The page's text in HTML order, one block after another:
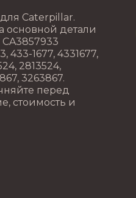
Caterpillar.
основной детали
433-1677, 4331677,
2813524,
3263867.
перед
стоимость и